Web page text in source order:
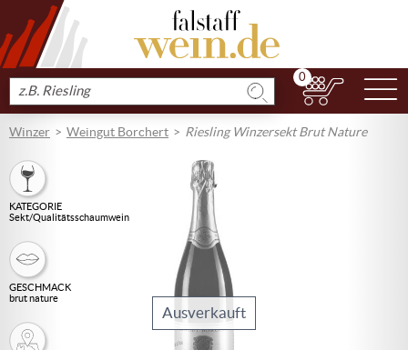
Produkt
suchen
0
Winzer Weingut Borchert Riesling Winzersekt Brut Nature
KATEGORIE
Sekt/Qualitätsschaumwein
GESCHMACK
brut nature
Ausverkauft